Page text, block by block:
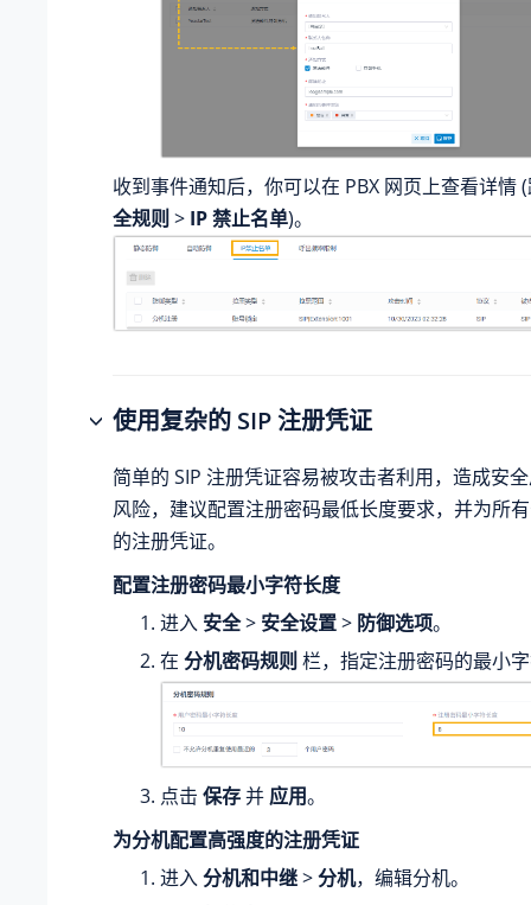
收到事件通知后，你可以在 PBX 网页上查看详情
全规则 > IP 禁止名单)。
使用复杂的 SIP 注册凭证
简单的 SIP 注册凭证容易被攻击者利用，造成安
风险，建议配置注册密码最低长度要求，并为所
的注册凭证。
配置注册密码最小字符长度
进入 安全> 安全设置> 防御选项。
在 分机密码规则栏，指定注册密码的最小
点击 保存并 应用。
为分机配置高强度的注册凭证
进入分机和中继>分机，编辑分机。